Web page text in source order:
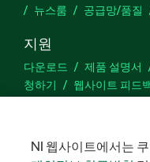
뉴스룸
공급망/품질
지원
다운로드 제품 설명서
청하기
웹사이트 피드
NI 웹사이트에서는